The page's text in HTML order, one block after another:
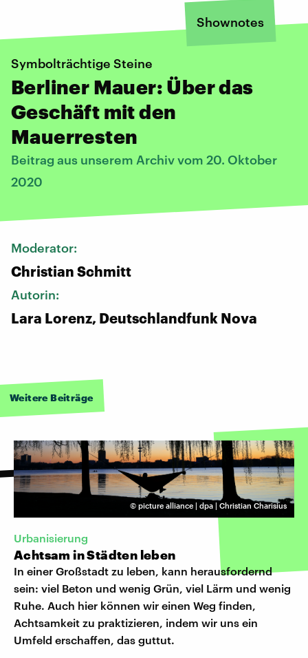
Shownotes
Symbolträchtige Steine
Berliner Mauer: Über das
Geschäft mit den
Mauerresten
Beitrag aus unserem Archiv vom 20. Oktober
2020
Moderator:
Christian Schmitt
Autorin:
Lara Lorenz, Deutschlandfunk Nova
Weitere Beiträge
© picture alliance | dpa | Christian Charisius
Urbanisierung
Achtsam in Städten leben
In einer Großstadt zu leben, kann herausfordernd
sein: viel Beton und wenig Grün, viel Lärm und wenig
Ruhe. Auch hier können wir einen Weg finden,
Achtsamkeit zu praktizieren, indem wir uns ein
Umfeld erschaffen, das guttut.